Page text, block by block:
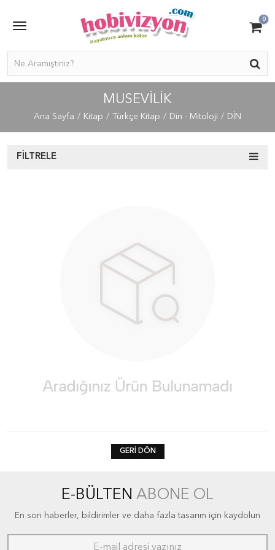
0
MUSEVİLİK
Ana Sayfa Kitap Türkçe Kitap Din - Mitoloji DİN
FILTRELE
GERI DÖN
E-BÜLTEN ABONE OL
En son haberler, bildirimler ve daha fazla tasarım için kaydolun